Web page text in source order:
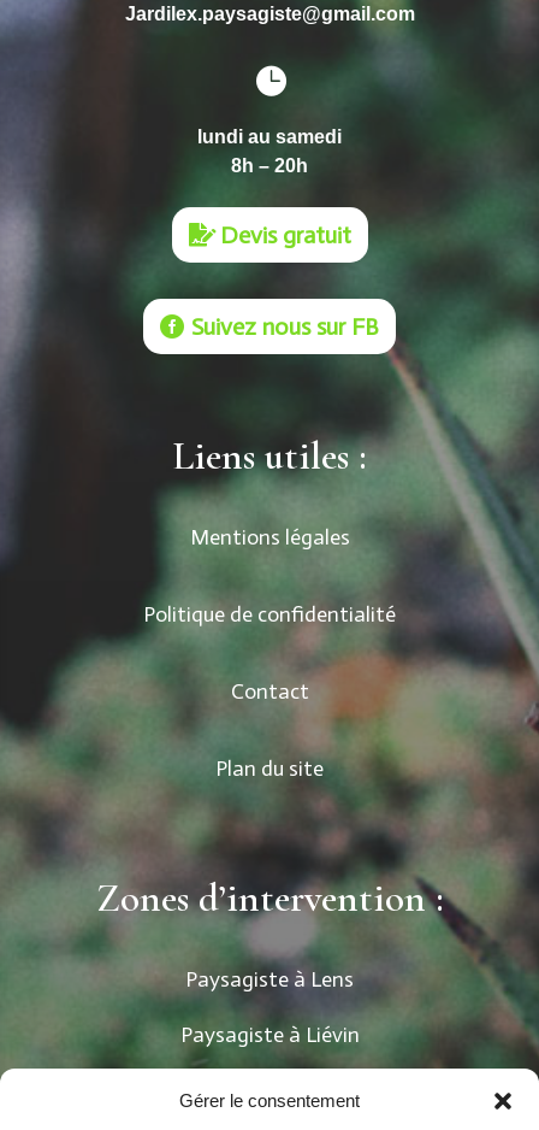
Gérer le consentement
Jardilex.paysagiste@gmail.com

lundi au samedi
8h – 20h
Devis gratuit
Suivez nous sur FB
Liens utiles :
Mentions légales
Politique de confidentialité
Contact
Plan du site
Zones d’intervention :
Paysagiste à Lens
Paysagiste à Liévin
Paysagiste à Béthune